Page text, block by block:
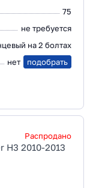
75
не требуется
на 2 болтах
нет подобрать
Распродано
H3 2010-2013